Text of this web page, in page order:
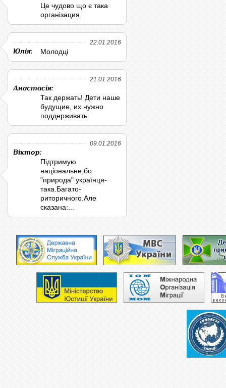
Це чудово що є така
організация
22.01.2016
Юлія: Молодці
21.01.2016
Анастасія:
Так держать! Дети наше
будущие, их нужно
поддерживать.
09.01.2016
Віктор:
Підтримую
національне,бо
"природа" українця-
така.Багато-
риторичного.Але
сказана:...